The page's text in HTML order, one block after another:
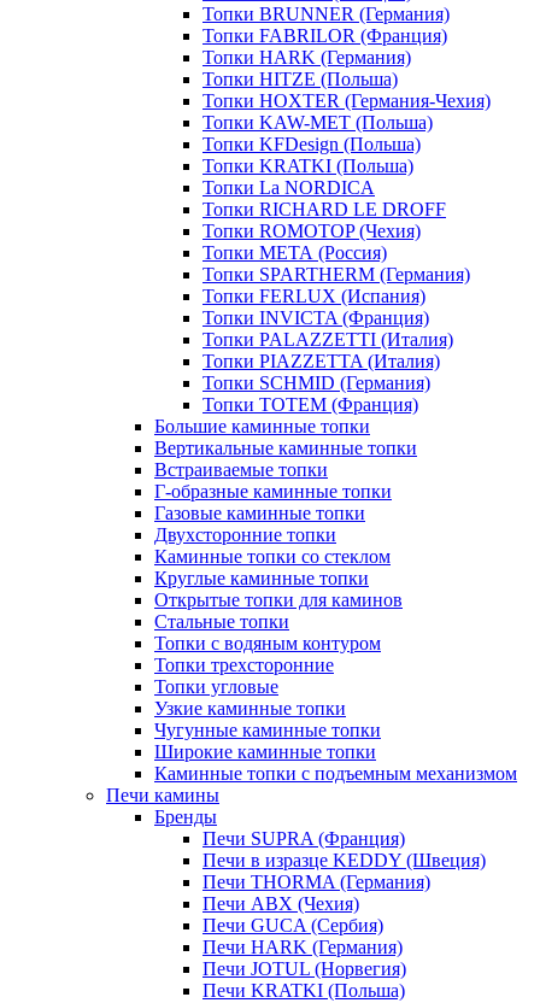
Топки BRUNNER (Германия)
Топки FABRILOR (Франция)
Топки HARK (Германия)
Топки HITZE (Польша)
Топки HOXTER (Германия-Чехия)
Топки KAW-MET (Польша)
Топки KFDesign (Польша)
Топки KRATKI (Польша)
Топки La NORDICA
Топки RICHARD LE DROFF
Топки ROMOTOP (Чехия)
Топки МЕТА (Россия)
Топки SPARTHERM (Германия)
Топки FERLUX (Испания)
Топки INVICTA (Франция)
Топки PALAZZETTI (Италия)
Топки PIAZZETTA (Италия)
Топки SCHMID (Германия)
Топки TOTEM (Франция)
Большие каминные топки
Вертикальные каминные топки
Встраиваемые топки
Г-образные каминные топки
Газовые каминные топки
Двухсторонние топки
Каминные топки со стеклом
Круглые каминные топки
Открытые топки для каминов
Стальные топки
Топки с водяным контуром
Топки трехсторонние
Топки угловые
Узкие каминные топки
Чугунные каминные топки
Широкие каминные топки
Каминные топки с подъемным механизмом
Печи камины
Бренды
Печи SUPRA (Франция)
Печи в изразце KEDDY (Швеция)
Печи THORMA (Германия)
Печи ABX (Чехия)
Печи GUCA (Сербия)
Печи HARK (Германия)
Печи JOTUL (Норвегия)
Печи KRATKI (Польша)